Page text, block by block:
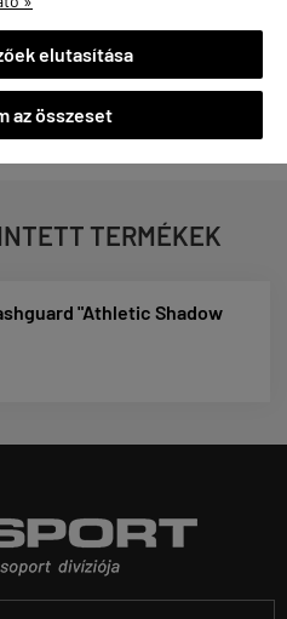
elutasítása
az összeset
a lélegzést és a hűs
egyedülálló struktúrának
napokon is biztos lehetsz
lesz.
TERMÉKEK
"Athletic Shadow